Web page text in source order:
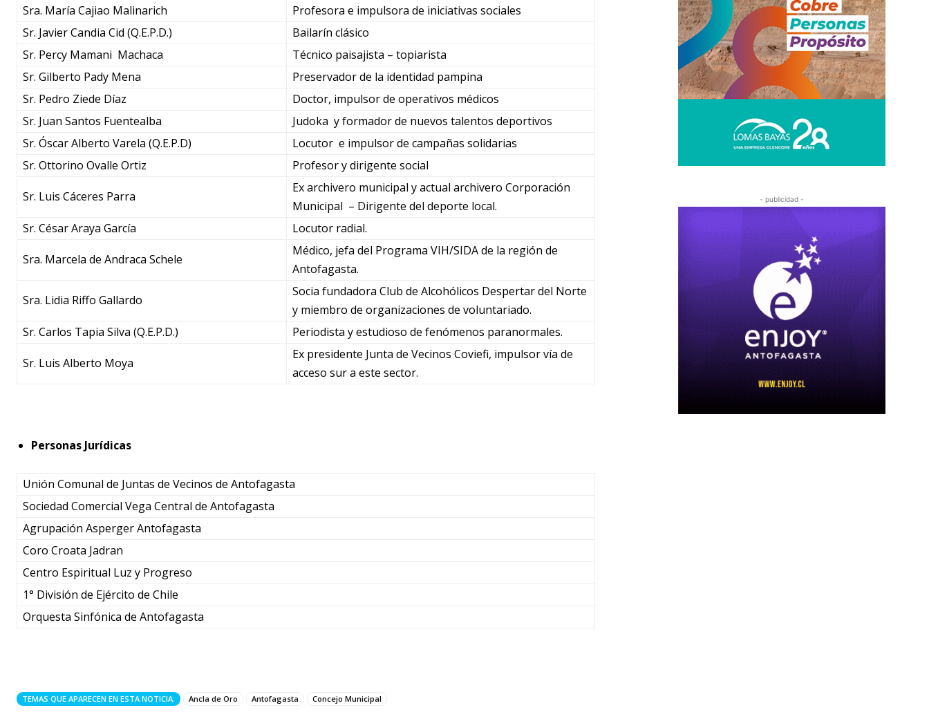
Sra. María Cajiao Malinarich
Profesora e impulsora de iniciativas sociales
Sr. Javier Candia Cid (Q.E.P.D.)
Bailarín clásico
Sr. Percy Mamani Machaca
Técnico paisajista – topiarista
Sr. Gilberto Pady Mena
Preservador de la identidad pampina
Sr. Pedro Ziede Díaz
Doctor, impulsor de operativos médicos
Sr. Juan Santos Fuentealba
Judoka y formador de nuevos talentos deportivos
Sr. Óscar Alberto Varela (Q.E.P.D)
Locutor e impulsor de campañas solidarias
Sr. Ottorino Ovalle Ortiz
Profesor y dirigente social
Sr. Luis Cáceres Parra
Ex archivero municipal y actual archivero Corporación
Municipal – Dirigente del deporte local.
Sr. César Araya García
Locutor radial.
Sra. Marcela de Andraca Schele
Médico, jefa del Programa VIH/SIDA de la región de
Antofagasta.
Sra. Lidia Riffo Gallardo
Socia fundadora Club de Alcohólicos Despertar del Norte
y miembro de organizaciones de voluntariado.
Sr. Carlos Tapia Silva (Q.E.P.D.)
Periodista y estudioso de fenómenos paranormales.
Sr. Luis Alberto Moya
Ex presidente Junta de Vecinos Coviefi, impulsor vía de
acceso sur a este sector.
Personas Jurídicas
Unión Comunal de Juntas de Vecinos de Antofagasta
Sociedad Comercial Vega Central de Antofagasta
Agrupación Asperger Antofagasta
Coro Croata Jadran
Centro Espiritual Luz y Progreso
1° División de Ejército de Chile
Orquesta Sinfónica de Antofagasta
TEMAS QUE APARECEN EN ESTA NOTICIA: Ancla de Oro Antofagasta Concejo Municipal
- publicidad -